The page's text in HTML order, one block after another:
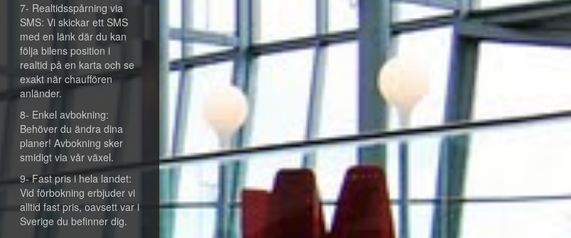
7- Realtidsspårning via
SMS: Vi skickar ett SMS
med en länk där du kan
följa bilens position i
realtid på en karta och se
exakt när chauffören
anländer.
8- Enkel avbokning:
Behöver du ändra dina
planer! Avbokning sker
smidigt via vår växel.
9- Fast pris i hela landet:
Vid förbokning erbjuder vi
alltid fast pris, oavsett var i
Sverige du befinner dig.